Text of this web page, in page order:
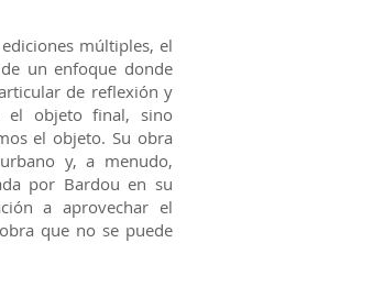
múltiples, el
un enfoque donde
de reflexión y
el objeto final, sino
el objeto. Su obra
y, a menudo,
por Bardou en su
a aprovechar el
que no se puede